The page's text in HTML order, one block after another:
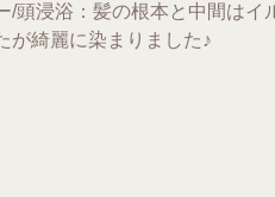
/頭浸浴：髪の根本と中間は
が綺麗に染まりました♪